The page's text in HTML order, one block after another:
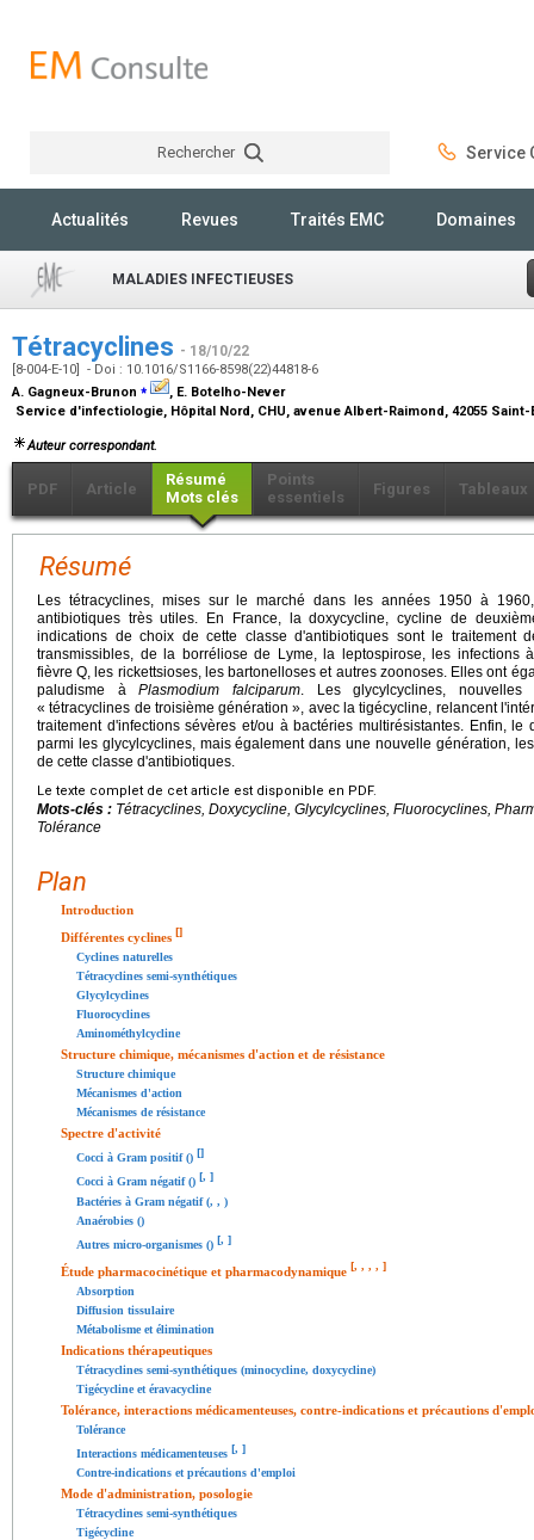
Rechercher Service
Actualités Revues Traités EMC Domaines
MALADIES INFECTIEUSES
Tétracyclines - 18/10/22
[8-004-E-10] - Doi : 10.1016/S1166-8598(22)44818-6
A. Gagneux-Brunon ⁎
, E. Botelho-Never
Service d'infectiologie, Hôpital Nord, CHU, avenue Albert-Raimond, 42055
Auteur correspondant.
PDF Article
Résumé
Mots clés
Points
essentiels
Figures Tableaux
Résumé
Les tétracyclines, mises sur le marché dans les années 1950 à
antibiotiques très utiles. En France, la doxycycline, cycline de
indications de choix de cette classe d'antibiotiques sont le traitement
transmissibles, de la borréliose de Lyme, la leptospirose, les infections
fièvre Q, les rickettsioses, les bartonelloses et autres zoonoses. Elles ont
paludisme àPlasmodium falciparum. Les glycylcyclines, nouvelles
« tétracyclines de troisième génération », avec la tigécycline, relancent
traitement d'infections sévères et/ou à bactéries multirésistantes. Enfin,
parmi les glycylcyclines, mais également dans une nouvelle génération,
de cette classe d'antibiotiques.
Le texte complet de cet article est disponible en PDF.
Mots-clés : Tétracyclines, Doxycycline, Glycylcyclines, Fluorocyclines,
Tolérance
Plan
Introduction
Différentes cyclines []
Cyclines naturelles
Tétracyclines semi-synthétiques
Glycylcyclines
Fluorocyclines
Aminométhylcycline
Structure chimique, mécanismes d'action et de résistance
Structure chimique
Mécanismes d'action
Mécanismes de résistance
Spectre d'activité
Cocci à Gram positif () []
Cocci à Gram négatif () [, ]
Bactéries à Gram négatif (, , )
Anaérobies ()
Autres micro-organismes () [, ]
Étude pharmacocinétique et pharmacodynamique [, , , , ]
Absorption
Diffusion tissulaire
Métabolisme et élimination
Indications thérapeutiques
Tétracyclines semi-synthétiques (minocycline, doxycycline)
Tigécycline et éravacycline
Tolérance, interactions médicamenteuses, contre-indications et précautions
Tolérance
Interactions médicamenteuses [, ]
Contre-indications et précautions d'emploi
Mode d'administration, posologie
Tétracyclines semi-synthétiques
Tigécycline